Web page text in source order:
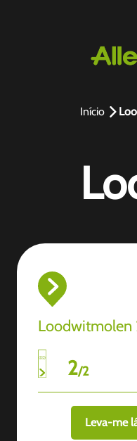
Início
Loodwitmolen
2/2
Leva-me